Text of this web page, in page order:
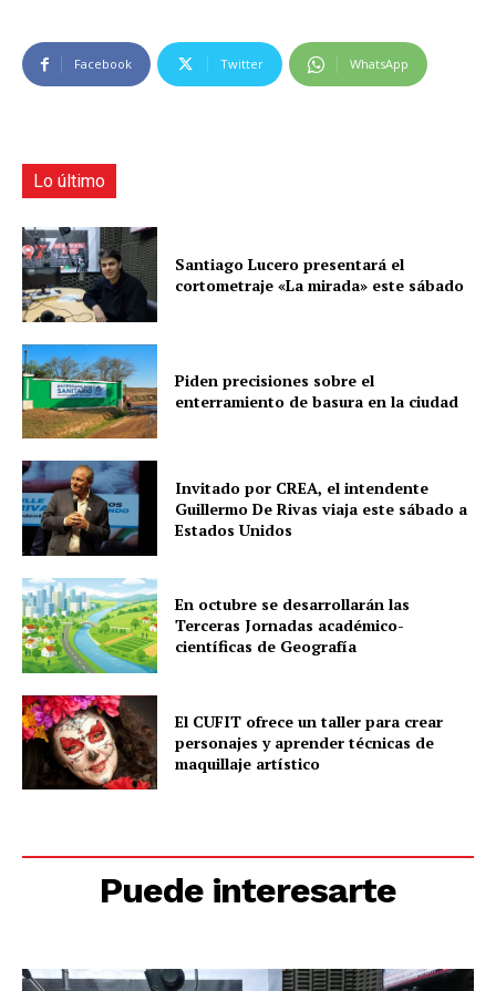
Facebook Twitter WhatsApp
Lo último
Santiago Lucero presentará el
cortometraje «La mirada» este sábado
Piden precisiones sobre el
enterramiento de basura en la ciudad
Invitado por CREA, el intendente
Guillermo De Rivas viaja este sábado a
Estados Unidos
En octubre se desarrollarán las
Terceras Jornadas académico-
científicas de Geografía
El CUFIT ofrece un taller para crear
personajes y aprender técnicas de
maquillaje artístico
Puede interesarte